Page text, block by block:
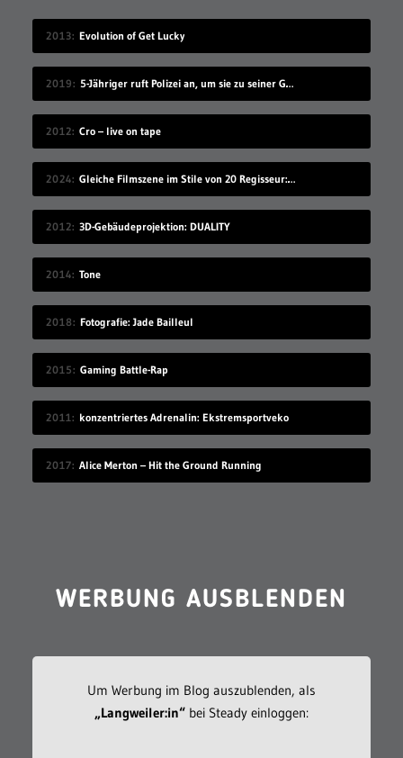
2013 Evolution of Get Lucky
2019 5-Jähriger ruft Polizei an, um sie zu seiner Geburtstagsparty einzuladen
2012 Cro – live on tape
2024 Gleiche Filmszene im Stile von 20 Regisseur:innen
2012 3D-Gebäudeprojektion: DUALITY
2014 Tone
2018 Fotografie: Jade Bailleul
2015 Gaming Battle-Rap
2011 konzentriertes Adrenalin: Ekstremsportveko
2017 Alice Merton – Hit the Ground Running
WERBUNG AUSBLENDEN
Um Werbung im Blog auszublenden, als
„Langweiler:in“bei Steady einloggen: